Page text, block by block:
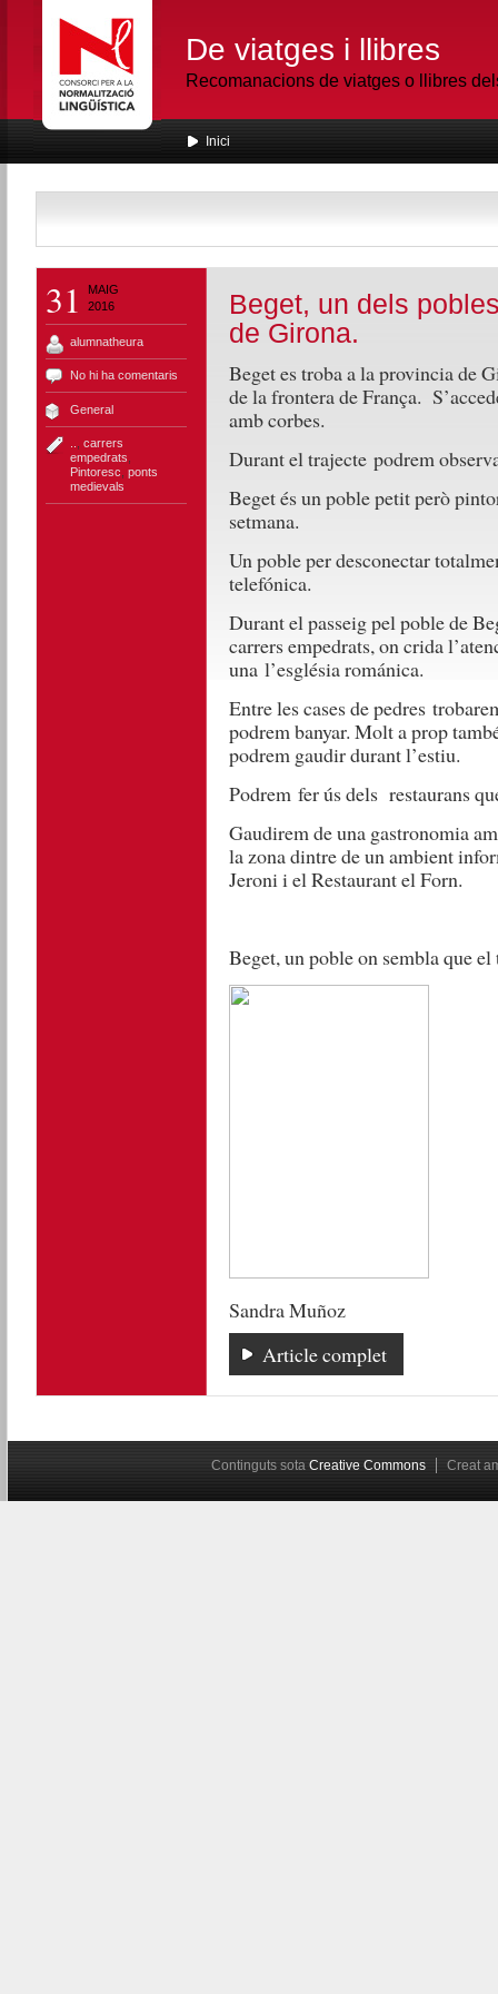
De viatges i llibres
Recomanacions de viatges o llibres
Inici
31
MAIG
2016
alumnatheura
No hi ha comentaris
General
carrers
empedrats
Pintoresc ponts
medievals
Beget, un dels
de Girona.
Beget es troba a la provincia de
de la frontera de França.
amb corbes.
Durant el trajecte podrem
Beget és un poble petit però
setmana.
Un poble per desconectar
telefónica.
Durant el passeig pel poble de
carrers empedrats, on crida
una l’església románica.
Entre les cases de pedres
podrem banyar. Molt a prop
podrem gaudir durant l’estiu.
Podrem fer ús dels restaurans
Gaudirem de una gastronomia
la zona dintre de un ambient
Jeroni i el Restaurant el Forn.
Beget, un poble on sembla que el
Sandra Muñoz
Article complet
Continguts sota Creative Commons Creat